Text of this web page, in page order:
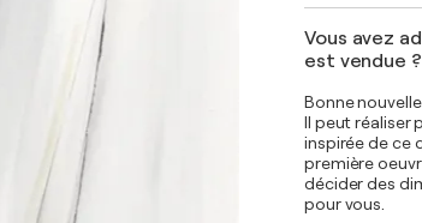
Vous avez
est vendue ?
Bonne
Il peut réaliser
inspirée de ce
première
décider des
pour vous.